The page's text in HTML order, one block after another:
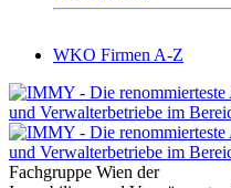
WKO Firmen A-Z
Fachgruppe Wien der